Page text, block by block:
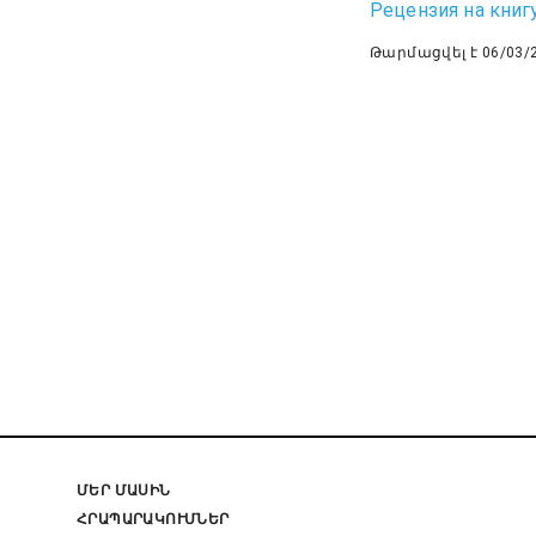
Рецензия на
Թարմացվել է 06/03/
ՄԵՐ ՄԱՍԻՆ
ՀՐԱՊԱՐԱԿՈՒՄՆԵՐ